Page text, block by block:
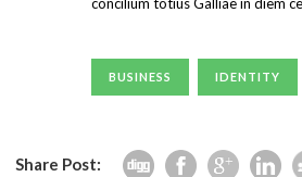
BUSINESS IDENTITY
Share Post: